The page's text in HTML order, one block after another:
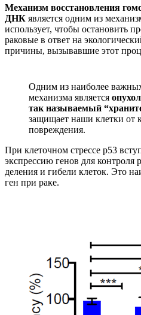
Механизм восстановления
ДНК является одним из
использует, чтобы остановить
раковые в ответ на
причины, вызывавшие этот
Одним из наиболее
механизма является
так называемый
защищает наши клетки от
повреждения.
При клеточном стрессе р53
экспрессию генов для
деления и гибели клеток. Это
ген при раке.